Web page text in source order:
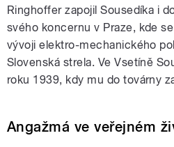
Ringhoffer zapojil Sousedíka i
svého koncernu v Praze, kde
vývoji elektro-mechanického
Slovenská strela. Ve Vsetíně
roku 1939, kdy mu do továrny
Angažmá ve veřejném